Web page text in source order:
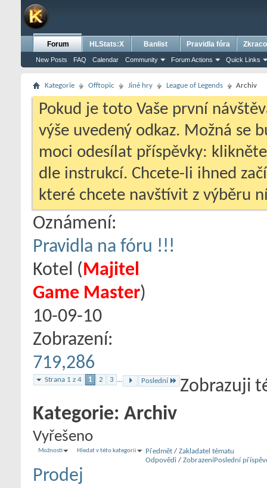
Forum
New Posts FAQ Calendar Community Forum Actions Quick Links
HLStats:X Banlist Pravidla fóra
Kategorie Offtopic Jiné hry League of Legends Archiv
Pokud je toto Vaše první
výše uvedený odkaz. Možná se
moci odesílat příspěvky:
dle instrukcí. Chcete-li ihned
které chcete navštívit z výběru
Oznámení:
Pravidla na fóru !!!
Kotel ‎(Majitel
Game Master)
10-09-10
Zobrazení:
719,286
Strana 1 z 4 1 2 3 ... Poslední Zobrazuji
Kategorie: Archiv
Vyřešeno
Možnosti Hledat v této kategorii Předmět / Zakladatel tématu
Odpovědi / ZobrazeníPoslední
Prodej